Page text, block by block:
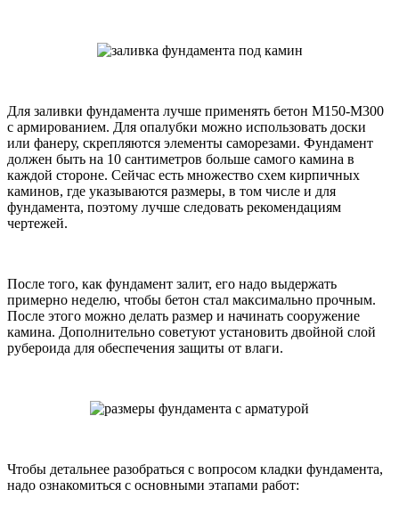
Для заливки фундамента лучше применять бетон М150-М300
с армированием. Для опалубки можно использовать доски
или фанеру, скрепляются элементы саморезами. Фундамент
должен быть на 10 сантиметров больше самого камина в
каждой стороне. Сейчас есть множество схем кирпичных
каминов, где указываются размеры, в том числе и для
фундамента, поэтому лучше следовать рекомендациям
чертежей.
После того, как фундамент залит, его надо выдержать
примерно неделю, чтобы бетон стал максимально прочным.
После этого можно делать размер и начинать сооружение
камина. Дополнительно советуют установить двойной слой
рубероида для обеспечения защиты от влаги.
Чтобы детальнее разобраться с вопросом кладки фундамента,
надо ознакомиться с основными этапами работ: